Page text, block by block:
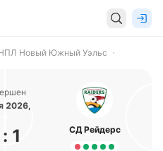
Новый Южный Уэльс
2026,
: 1 СД Рейдерс